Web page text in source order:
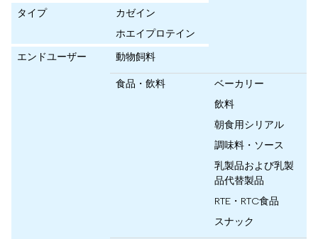
タイプ
カゼイン
ホエイプロテイン
エンドユーザー
動物飼料
食品・飲料
ベーカリー
飲料
朝食用シリアル
調味料・ソース
乳製品および乳製
品代替製品
RTE・RTC食品
スナック